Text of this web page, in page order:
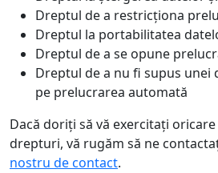
Dreptul de a restricționa
Dreptul la portabilitatea
Dreptul de a se opune
Dreptul de a nu fi supus unei
pe prelucrarea automată
Dacă doriți să vă exercitați
drepturi, vă rugăm să ne
nostru de contact.